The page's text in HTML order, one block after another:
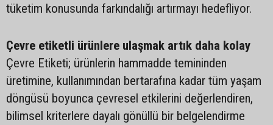
tüketim konusunda farkındalığı artırmayı hedefliyor.
Çevre etiketli ürünlere ulaşmak artık daha kolay
Çevre Etiketi; ürünlerin hammadde temininden
üretimine, kullanımından bertarafına kadar tüm yaşam
döngüsü boyunca çevresel etkilerini değerlendiren,
bilimsel kriterlere dayalı gönüllü bir belgelendirme